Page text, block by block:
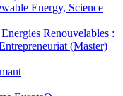
Energy, Science
Renouvelables :
(Master)